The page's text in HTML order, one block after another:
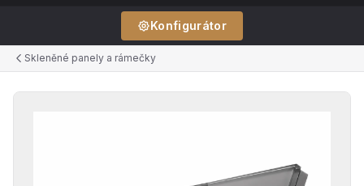
Konfigurátor
Skleněné panely a rámečky